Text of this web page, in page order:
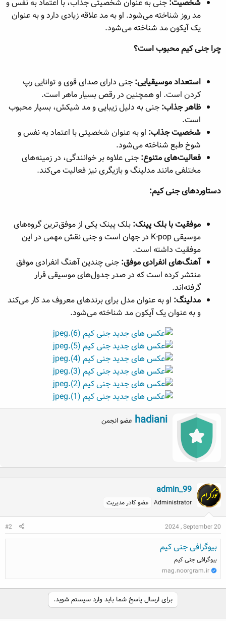
شخصیت: جنی به عنوان شخصیتی جذاب، با اعتماد به نفس و
مد روز شناخته می‌شود. او به مد علاقه زیادی دارد و به عنوان
یک آیکون مد شناخته می‌شود.
چرا جنی کیم محبوب است؟
استعداد موسیقیایی: جنی دارای صدای قوی و توانایی رپ
کردن است. او همچنین در رقص بسیار ماهر است.
ظاهر جذاب: جنی به دلیل زیبایی و مد شیکش، بسیار محبوب
است.
شخصیت جذاب: او به عنوان شخصیتی با اعتماد به نفس و
شوخ طبع شناخته می‌شود.
فعالیت‌های متنوع: جنی علاوه بر خوانندگی، در زمینه‌های
مختلفی مانند مدلینگ و بازیگری نیز فعالیت می‌کند.
دستاوردهای جنی کیم:
موفقیت با بلک پینک: بلک پینک یکی از موفق‌ترین گروه‌های
موسیقی K-pop در جهان است و جنی نقش مهمی در این
موفقیت داشته است.
آهنگ‌های انفرادی موفق: جنی چندین آهنگ انفرادی موفق
منتشر کرده است که در صدر جدول‌های موسیقی قرار
گرفته‌اند.
مدلینگ: او به عنوان مدل برای برندهای معروف مد کار می‌کند
و به عنوان یک آیکون مد شناخته می‌شود.
W
e
b
y
hadiani عضو انجمن
admin_99
Administrator عضو کادر مدیریت
2024 , September 20
#2
بیوگرافی جنی کیم
بیوگرافی جنی کیم
mag.noorgram.ir
برای ارسال پاسخ شما باید وارد سیستم شوید.